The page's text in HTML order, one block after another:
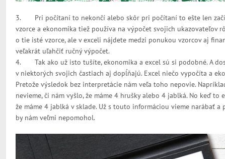
3. Pri počítaní to nekončí alebo skôr pri počítaní to ešte len
vzorce a ekonomika tiež používa na výpočet svojich ukazovateľov
o tie isté vzorce, ale v exceli nájdete medzi ponukou vzorcov aj
veľakrát uľahčiť ručný výpočet.
4. Tak ako už isto tušíte, ekonomika a excel sú si podobné. A
v niektorých svojich častiach aj dopĺňajú. Excel niečo vypočíta a
Pretože výsledok bez interpretácie nám veľa toho nepovie.
nevieme, či nám vyšlo, že máme 4 hrušky alebo 4 jablká. No keď
že máme 4 jablká v sklade. Už s touto informáciou vieme narábať a
by nám veľmi nepomohol.